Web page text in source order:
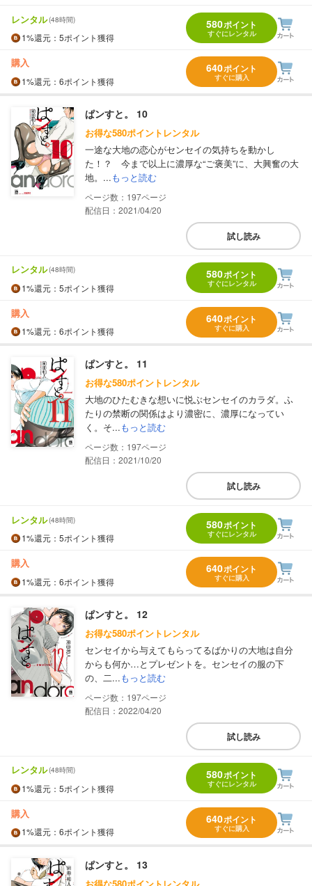
レンタル(48時間)
1%還元 ：5ポイント獲得
580ポイント
すぐにレンタル
購入
1%還元 ：6ポイント獲得
640ポイント
すぐに購入
ぱンすと。 10
お得な580ポイントレンタル
一途な大地の恋心がセンセイの気持ちを動かし
た！？ 今まで以上に濃厚な“ご褒美”に、大興奮の大
地。...もっと読む
197
配信日：2021/04/20
試し読み
レンタル(48時間)
1%還元 ：5ポイント獲得
580ポイント
すぐにレンタル
購入
1%還元 ：6ポイント獲得
640ポイント
すぐに購入
ぱンすと。 11
お得な580ポイントレンタル
大地のひたむきな想いに悦ぶセンセイのカラダ。ふ
たりの禁断の関係はより濃密に、濃厚になってい
く。そ...もっと読む
197
配信日：2021/10/20
試し読み
レンタル(48時間)
1%還元 ：5ポイント獲得
580ポイント
すぐにレンタル
購入
1%還元 ：6ポイント獲得
640ポイント
すぐに購入
ぱンすと。 12
お得な580ポイントレンタル
センセイから与えてもらってるばかりの大地は自分
からも何か…とプレゼントを。センセイの服の下
の、二...もっと読む
197
配信日：2022/04/20
試し読み
レンタル(48時間)
1%還元 ：5ポイント獲得
580ポイント
すぐにレンタル
購入
1%還元 ：6ポイント獲得
640ポイント
すぐに購入
ぱンすと。 13
お得な580ポイントレンタル